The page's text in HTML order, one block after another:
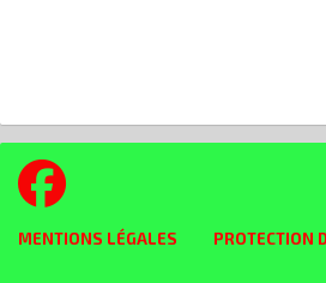
MENTIONS LÉGALES PROTECTION